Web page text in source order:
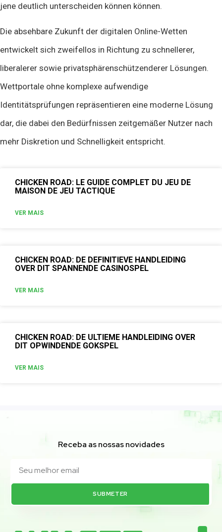
jene deutlich unterscheiden können können.
Die absehbare Zukunft der digitalen Online-Wetten
entwickelt sich zweifellos in Richtung zu schnellerer,
liberalerer sowie privatsphärenschützenderer Lösungen.
Wettportale ohne komplexe aufwendige
Identitätsprüfungen repräsentieren eine moderne Lösung
dar, die dabei den Bedürfnissen zeitgemäßer Nutzer nach
mehr Diskretion und Schnelligkeit entspricht.
CHICKEN ROAD: LE GUIDE COMPLET DU JEU DE
MAISON DE JEU TACTIQUE
VER MAIS
CHICKEN ROAD: DE DEFINITIEVE HANDLEIDING
OVER DIT SPANNENDE CASINOSPEL
VER MAIS
CHICKEN ROAD: DE ULTIEME HANDLEIDING OVER
DIT OPWINDENDE GOKSPEL
VER MAIS
Receba as nossas novidades
SUBMETER